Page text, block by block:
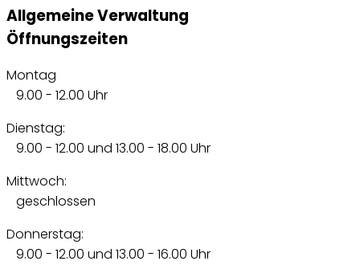
Allgemeine Verwaltung
Öffnungszeiten
Montag
9.00 - 12.00 Uhr
Dienstag:
9.00 - 12.00 und 13.00 - 18.00 Uhr
Mittwoch:
geschlossen
Donnerstag:
9.00 - 12.00 und 13.00 - 16.00 Uhr